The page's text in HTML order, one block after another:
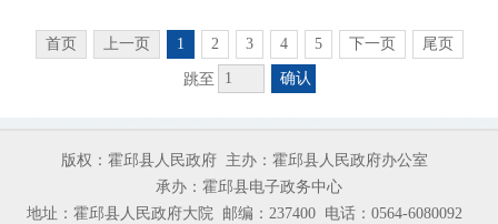
首页 上一页 1 2 3 4 5 下一页 尾页
跳至 确认
版权：霍邱县人民政府 主办：霍邱县人民政府办公室
承办：霍邱县电子政务中心
地址：霍邱县人民政府大院 邮编：237400 电话：0564-6080092